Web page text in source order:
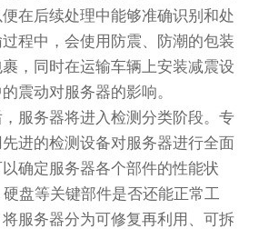
在后续处理中能够准确识别和处
程中，会使用防震、防潮的包装
，同时在运输车辆上安装减震设
震动对服务器的影响。
服务器将进入检测分类阶段。专
进的检测设备对服务器进行全面
确定服务器各个部件的性能状
盘等关键部件是否还能正常工
服务器分为可修复再利用、可拆